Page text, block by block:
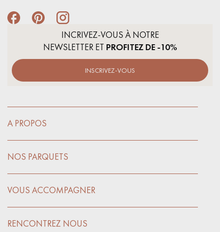
INCRIVEZ-VOUS À NOTRE
NEWSLETTER ET PROFITEZ DE -10%
INSCRIVEZ-VOUS
A PROPOS
NOS PARQUETS
VOUS ACCOMPAGNER
RENCONTREZ NOUS